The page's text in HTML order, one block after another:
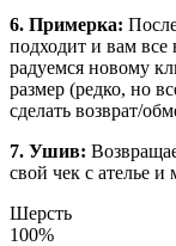
6. Примерка:
подходит и вам все
радуемся новому
размер (редко, но
сделать возврат/
7. Ушив:
свой чек с ателье
Шерсть
100%